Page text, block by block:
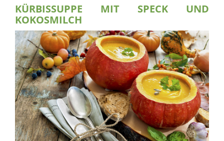
KÜRBISSUPPE MIT SPECK UND
KOKOSMILCH